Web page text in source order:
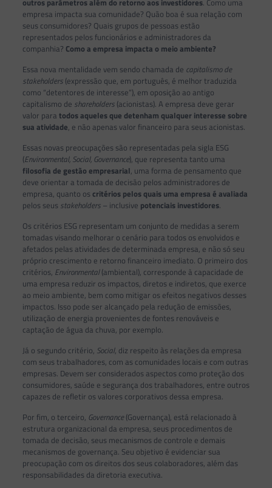
empresa impacta sua comunidade? Quão boa é sua relação com
seus consumidores? Quais grupos de pessoas estão
representados pelos funcionários e administradores da
companhia? Como a empresa impacta o meio ambiente?
Essa nova mentalidade vem sendo chamada de capitalismo de
stakeholders(expressão que, em português, é melhor traduzida
como “detentores de interesse”), em oposição ao antigo
capitalismo de shareholders(acionistas). A empresa deve gerar
valor para todos aqueles que detenham qualquer interesse sobre
sua atividade, e não apenas valor financeiro para seus acionistas.
Essas novas preocupações são representadas pela sigla ESG
(Environmental, Social, Governance), que representa tanto uma
filosofia de gestão empresarial, uma forma de pensamento que
deve orientar a tomada de decisão pelos administradores de
empresa, quanto os critérios pelos quais uma empresa é avaliada
pelos seus stakeholders– inclusive potenciais investidores.
Os critérios ESG representam um conjunto de medidas a serem
tomadas visando melhorar o cenário para todos os envolvidos e
afetados pelas atividades de determinada empresa, e não só seu
próprio crescimento e retorno financeiro imediato. O primeiro dos
critérios, Environmental(ambiental), corresponde à capacidade de
uma empresa reduzir os impactos, diretos e indiretos, que exerce
ao meio ambiente, bem como mitigar os efeitos negativos desses
impactos. Isso pode ser alcançado pela redução de emissões,
utilização de energia provenientes de fontes renováveis e
captação de água da chuva, por exemplo.
Já o segundo critério, Social, diz respeito às relações da empresa
com seus trabalhadores, com as comunidades locais e com outras
empresas. Devem ser considerados aspectos como proteção dos
consumidores, saúde e segurança dos trabalhadores, entre outros
capazes de refletir os valores corporativos dessa empresa.
Por fim, o terceiro, Governance(Governança), está relacionado à
estrutura organizacional da empresa, seus procedimentos de
tomada de decisão, seus mecanismos de controle e demais
mecanismos de governança. Seu objetivo é evidenciar sua
preocupação com os direitos dos seus colaboradores, além das
responsabilidades da diretoria executiva.